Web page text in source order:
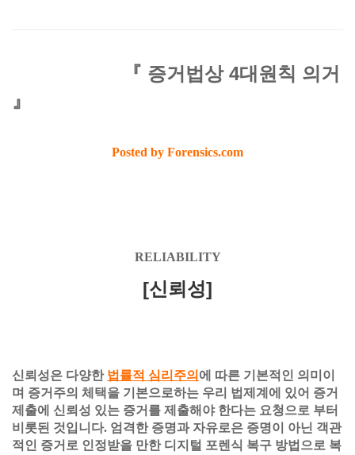
『 증거법상 4대원칙 의거
』
Posted by Forensics.com
RELIABILITY
[신뢰성]
신뢰성은 다양한 법률적 심리주의 에 따른 기본적인 의미이
며 증거주의 체택을 기본으로하는 우리 법제계에 있어 증거
제출에 신뢰성 있는 증거를 제출해야 한다는 요청으로 부터
비롯된 것입니다. 엄격한 증명과 자유로은 증명이 아닌 객관
적인 증거로 인정받을 만한 디지털 포렌식 복구 방법으로 복